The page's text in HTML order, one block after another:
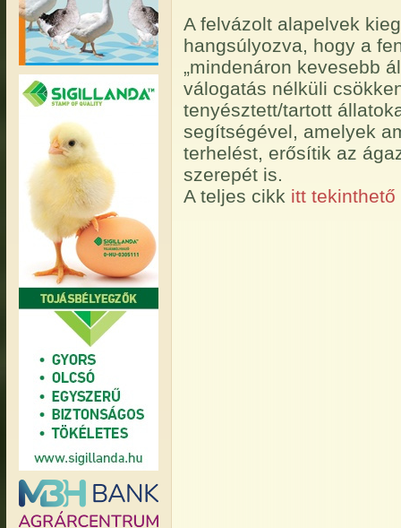
A felvázolt alapelvek
hangsúlyozva, hogy a
„mindenáron kevesebb
válogatás nélküli
tenyésztett/tartott
segítségével, amelyek
terhelést, erősítik az
szerepét is.
A teljes cikk itt tekinthető